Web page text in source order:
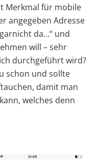
Merkmal für mobile
angegeben Adresse
da…“ und
will – sehr
durchgeführt wird?
schon und sollte
damit man
welches denn